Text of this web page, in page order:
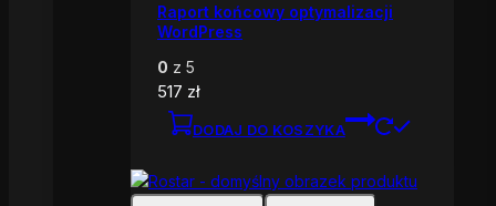
Raport końcowy optymalizacji
WordPress
0 z 5
517 zł
DODAJ DO KOSZYKA